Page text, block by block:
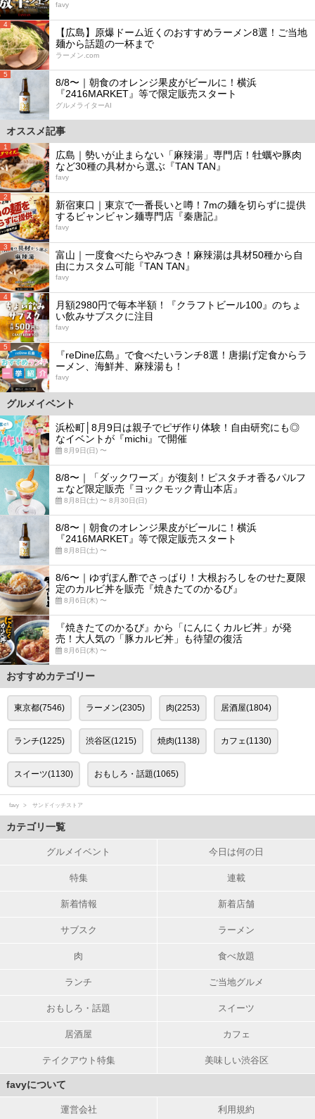
favy
4
【広島】原爆ドーム近くのおすすめラーメン8選！ご当地
麺から話題の一杯まで
ラーメン.com
5
8/8〜｜朝食のオレンジ果皮がビールに！横浜
『2416MARKET』等で限定販売スタート
グルメライターAI
オススメ記事
1
広島｜勢いが止まらない「麻辣湯」専門店！牡蠣や豚肉
など30種の具材から選ぶ『TAN TAN』
favy
2
新宿東口｜東京で一番長いと噂！7mの麺を切らずに提供
するビャンビャン麺専門店『秦唐記』
favy
3
富山｜一度食べたらやみつき！麻辣湯は具材50種から自
由にカスタム可能『TAN TAN』
favy
4
月額2980円で毎本半額！『クラフトビール100』のちょ
い飲みサブスクに注目
favy
5
『reDine広島』で食べたいランチ8選！唐揚げ定食からラ
ーメン、海鮮丼、麻辣湯も！
favy
グルメイベント
浜松町│8月9日は親子でピザ作り体験！自由研究にも◎
なイベントが『michi』で開催
8月9日(日) 〜
8/8〜｜「ダックワーズ」が復刻！ピスタチオ香るパルフ
ェなど限定販売『ヨックモック青山本店』
8月8日(土) 〜 8月30日(日)
8/8〜｜朝食のオレンジ果皮がビールに！横浜
『2416MARKET』等で限定販売スタート
8月8日(土) 〜
8/6〜｜ゆずぽん酢でさっぱり！大根おろしをのせた夏限
定のカルビ丼を販売『焼きたてのかるび』
8月6日(木) 〜
『焼きたてのかるび』から「にんにくカルビ丼」が発
売！大人気の「豚カルビ丼」も待望の復活
8月6日(木) 〜
おすすめカテゴリー
東京都(7546) ラーメン(2305) 肉(2253) 居酒屋(1804)
ランチ(1225) 渋谷区(1215) 焼肉(1138) カフェ(1130)
スイーツ(1130) おもしろ・話題(1065)
favy サンドイッチストア
カテゴリ一覧
グルメイベント 今日は何の日
特集 連載
新着情報 新着店舗
サブスク ラーメン
肉 食べ放題
ランチ ご当地グルメ
おもしろ・話題 スイーツ
居酒屋 カフェ
テイクアウト特集 美味しい渋谷区
favyについて
運営会社 利用規約